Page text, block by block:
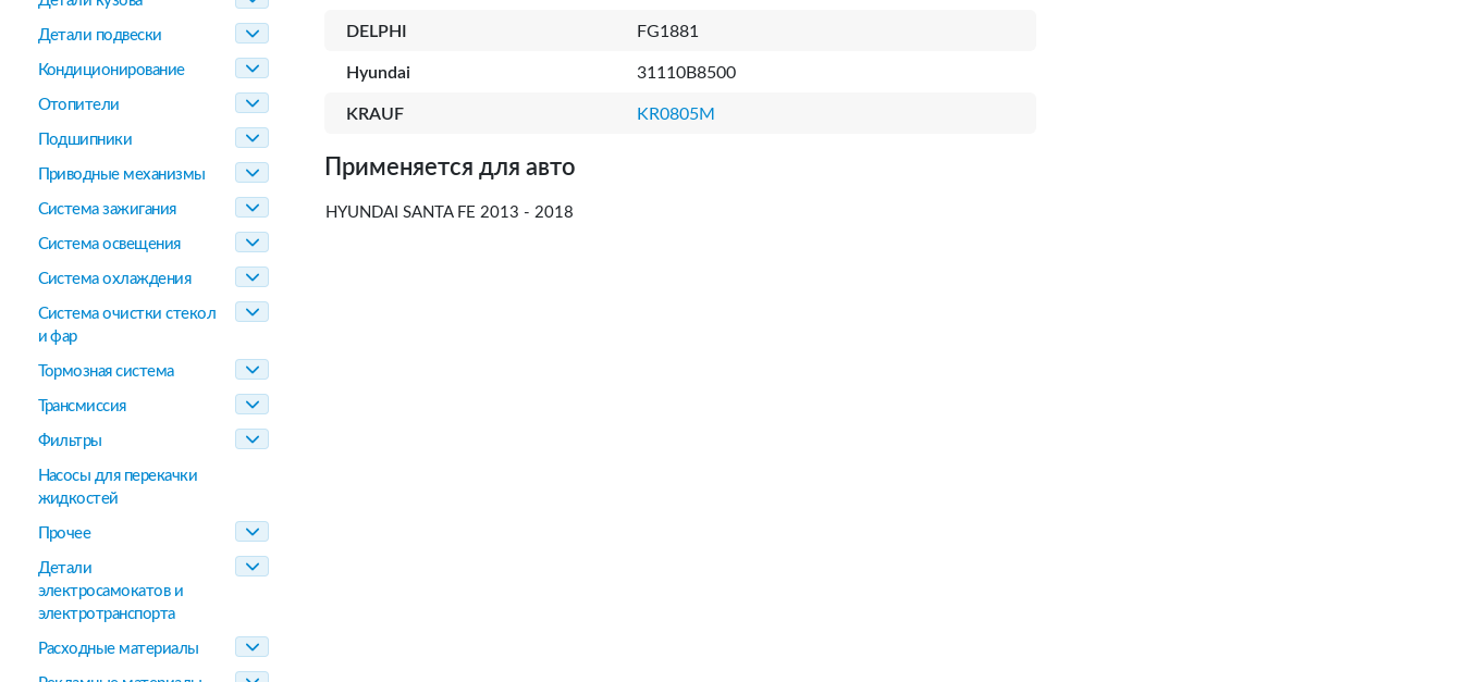
Детали подвески
Кондиционирование
Отопители
Подшипники
Приводные механизмы
Система зажигания
Система освещения
Система охлаждения
Система очистки стекол
и фар
Тормозная система
Трансмиссия
Фильтры
Насосы для перекачки
жидкостей
Прочее
Детали
электросамокатов и
электротранспорта
Расходные материалы
DELPHI FG1881
Hyundai 31110B8500
KRAUF KR0805M
Применяется для авто
HYUNDAI SANTA FE 2013 - 2018